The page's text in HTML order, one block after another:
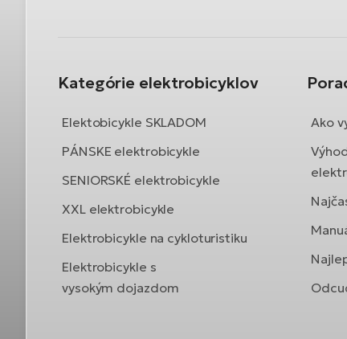
Kategórie elektrobicyklov
Elektobicykle SKLADOM
PÁNSKE elektrobicykle
SENIORSKÉ elektrobicykle
XXL elektrobicykle
Elektrobicykle na cykloturistiku
Elektrobicykle s
vysokým dojazdom
Ako